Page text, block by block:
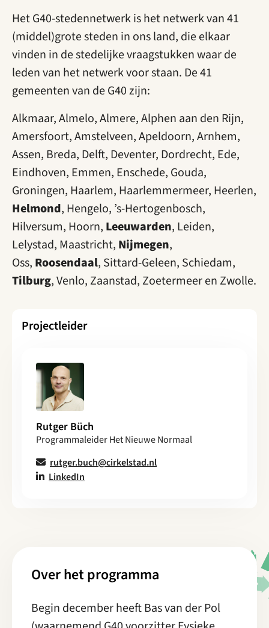
Het G40-stedennetwerk is het netwerk van 41
(middel)grote steden in ons land, die elkaar
vinden in de stedelijke vraagstukken waar de
leden van het netwerk voor staan. De 41
gemeenten van de G40 zijn:
Alkmaar, Almelo, Almere, Alphen aan den Rijn,
Amersfoort, Amstelveen, Apeldoorn, Arnhem,
Assen, Breda, Delft, Deventer, Dordrecht, Ede,
Eindhoven, Emmen, Enschede, Gouda,
Groningen, Haarlem, Haarlemmermeer, Heerlen,
Helmond, Hengelo, ’s-Hertogenbosch,
Hilversum, Hoorn, Leeuwarden, Leiden,
Lelystad, Maastricht, Nijmegen,
Oss, Roosendaal, Sittard-Geleen, Schiedam,
Tilburg, Venlo, Zaanstad, Zoetermeer en Zwolle.
Projectleider
Rutger Büch
Programmaleider Het Nieuwe Normaal
rutger.buch@cirkelstad.nl
LinkedIn
Over het programma
Begin december heeft Bas van der Pol